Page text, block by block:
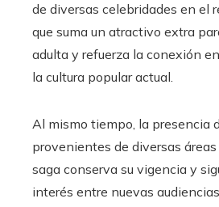
de diversas celebridades en el
que suma un atractivo extra
adulta y refuerza la conexión
la cultura popular actual.
Al mismo tiempo, la presencia
provenientes de diversas
saga conserva su vigencia y
interés entre nuevas